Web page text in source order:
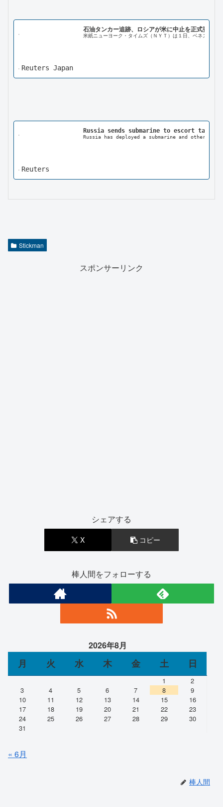
石油タンカー追跡、ロシアが米に中止を正式要請　
米紙ニューヨーク・タイムズ（ＮＹＴ）は１日、ベネズエラ
Reuters Japan
Russia sends submarine to escort
Russia has deployed a submarine and other
Reuters
Stickman
スポンサーリンク
シェアする
X コピー
棒人間をフォローする
2026年8月
月 火 水 木 金 土 日
1
2
3
4 5 6 7 8
9
10
11 12 13 14 15
16
17
18 19 20 21 22
23
24
25 26 27 28 29
30
31
« 6月
棒人間